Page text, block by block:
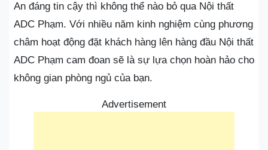
An đáng tin cậy thì không thể nào bỏ qua Nội thất
ADC Phạm. Với nhiều năm kinh nghiệm cùng phương
châm hoạt động đặt khách hàng lên hàng đầu Nội thất
ADC Phạm cam đoan sẽ là sự lựa chọn hoàn hảo cho
không gian phòng ngủ của bạn.
Advertisement